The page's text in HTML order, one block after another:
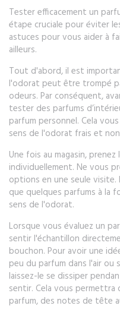
Tester efficacement un
étape cruciale pour éviter
astuces pour vous aider à
ailleurs.
Tout d'abord, il est
l'odorat peut être trompé
odeurs. Par conséquent,
tester des parfums
parfum personnel. Cela
sens de l'odorat frais et
Une fois au magasin,
individuellement. Ne vous
options en une seule
que quelques parfums à la
sens de l'odorat.
Lorsque vous évaluez un
sentir l'échantillon
bouchon. Pour avoir une
peu du parfum dans l'air
laissez-le se dissiper
sentir. Cela vous
parfum, des notes de tête